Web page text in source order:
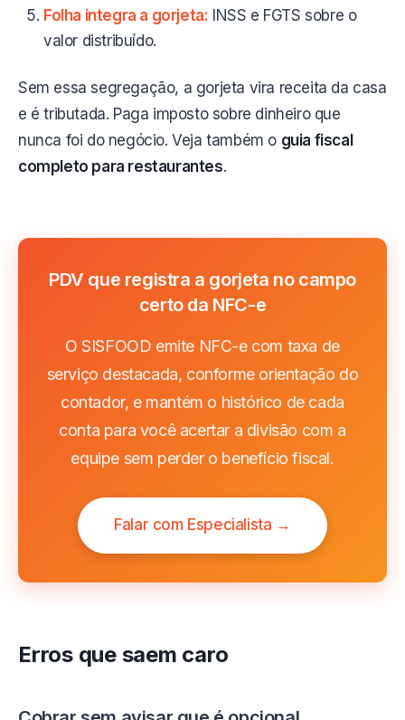
Folha integra a gorjeta: INSS e FGTS sobre o
valor distribuído.
Sem essa segregação, a gorjeta vira receita da casa
e é tributada. Paga imposto sobre dinheiro que
nunca foi do negócio. Veja também o guia fiscal
completo para restaurantes.
PDV que registra a gorjeta no campo
certo da NFC-e
O SISFOOD emite NFC-e com taxa de
serviço destacada, conforme orientação do
contador, e mantém o histórico de cada
conta para você acertar a divisão com a
equipe sem perder o benefício fiscal.
Falar com Especialista →
Erros que saem caro